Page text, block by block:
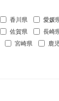
香川県 愛媛
佐賀県 長崎
宮崎県
鹿